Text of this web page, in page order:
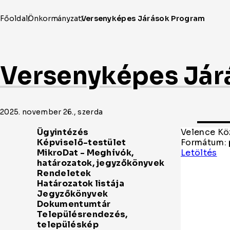
Versenyképes
2025. november 26., szerda
Velence
Formátum:
Letöltés